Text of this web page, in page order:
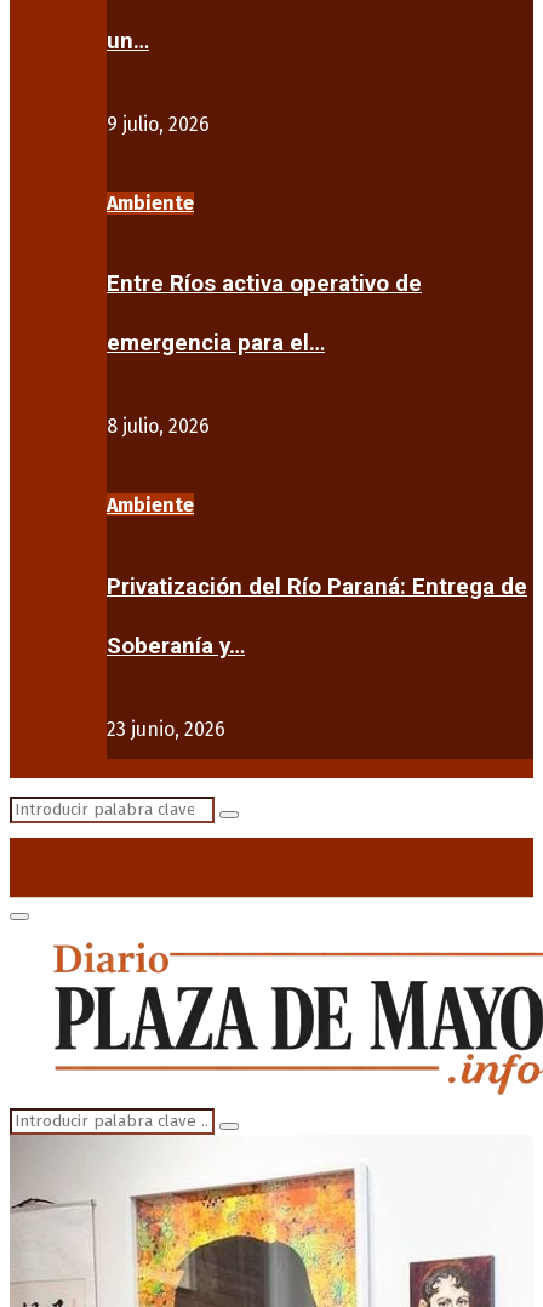
un…
9 julio, 2026
Ambiente
Entre Ríos activa operativo de
emergencia para el…
8 julio, 2026
Ambiente
Privatización del Río Paraná: Entrega de
Soberanía y…
23 junio, 2026
Search
Search
Primary
Menu
Search
for:
Search